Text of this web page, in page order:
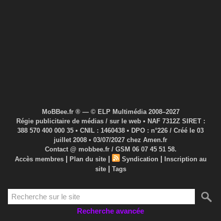
MoBBee.fr ® — © ELP Multimédia 2008–2027
Régie publicitaire de médias / sur le web • NAF 7312Z SIRET :
388 570 400 000 35 • CNIL : 1460438 • DPO : n°226 / Créé le 03
juillet 2008 • 03/07/2027 chez Amen.fr
Contact @ mobbee.fr / GSM 06 07 45 51 58.
Accès membres | Plan du site | Syndication |
Inscription au
site | Tags
Recherche avancée